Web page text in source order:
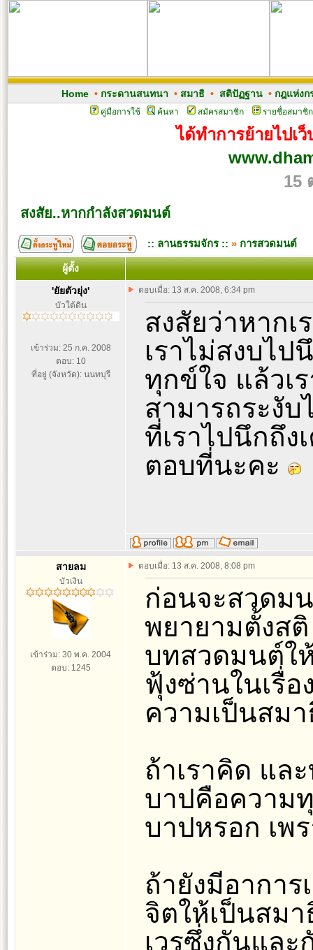
Home• กระดานสนทนา • สมาธิ• สติปัฏฐาน• กฎแห่งก
คู่มือการใช้ ค้นหา สมัครสมาชิก รายชื่อสมาชิก
ได้ทำการย้ายไปเ
15
สงสัย..หากกำลังสวดมนต์
:: ลานธรรมจักร :: » การสวดมนต์
ผู้ตั้ง
'ยัยตัวยุ่ง'
บัวใต้ดิน
เข้าร่วม: 25 ก.ค. 2008
ตอบ: 10
ที่อยู่ (จังหวัด): นนทบุรี
ตอบเมื่อ: 13 ส.ค. 2008, 6:34 pm
สงสัยว่าหาก
เราไม่สงบไป
ทุกข์ใจ แล้วเ
สามารถระงั
ที่เราไปนึกถึง
ตอบที่นะคะ
สายลม
บัวเงิน
เข้าร่วม: 30 พ.ค. 2004
ตอบ: 1245
ตอบเมื่อ: 13 ส.ค. 2008, 8:08 pm
ก่อนจะสวดม
พยายามตั้งส
บทสวดมนต์ใ
ฟุ้งซ่านในเรื่อ
ความเป็นสม
ถ้าเราคิด แล
บาปคือความ
บาปหรอก เพ
ถ้ายังมีอากา
จิตให้เป็นสม
เวรซึ่งกันแล